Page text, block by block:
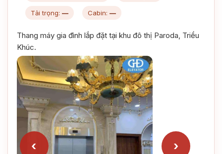
Tải trọng: — Cabin: —
Thang máy gia đình lắp đặt tại khu đô thị Paroda, Triều
Khúc.
‹ ›